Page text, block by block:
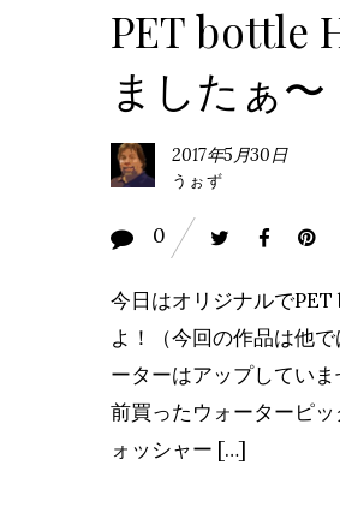
PET bottle
ましたぁ〜
2017年5月30日
うぉず
0
今日はオリジナルで
よ！（今回の作品は他
ーターはアップしてい
前買ったウォーターピ
ォッシャー […]